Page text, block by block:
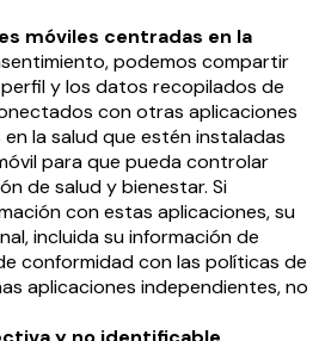
móviles centradas en la
podemos compartir
y los datos recopilados de
con otras aplicaciones
la salud que estén instaladas
para que pueda controlar
de salud y bienestar. Si
con estas aplicaciones, su
incluida su información de
conformidad con las políticas de
aplicaciones independientes, no